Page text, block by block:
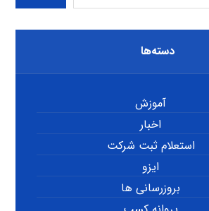
دسته‌ها
آموزش
اخبار
استعلام ثبت شرکت
ایزو
بروزرسانی ها